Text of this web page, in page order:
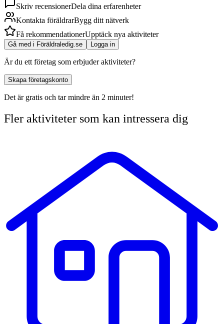
Skriv recensionerDela dina erfarenheter
Kontakta föräldrarBygg ditt nätverk
Få rekommendationerUpptäck nya aktiviteter
Gå med i Föräldraledig.se Logga in
Är du ett företag som erbjuder aktiviteter?
Skapa företagskonto
Det är gratis och tar mindre än 2 minuter!
Fler aktiviteter som kan intressera dig